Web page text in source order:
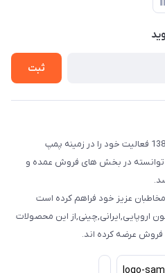
ثبت
مجموعه هیدرولیک باقرزاده از سال 1380 فعالیت خود را در زمینه پمپ
توانسته در بخش های فروش عمده و
عزیز خود فراهم کرده است
اروپایی,ایرانی,چینی,از این محصولات
فروش عرضه کرده اند.